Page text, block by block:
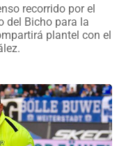
recorrido por el
del Bicho para la
plantel con el